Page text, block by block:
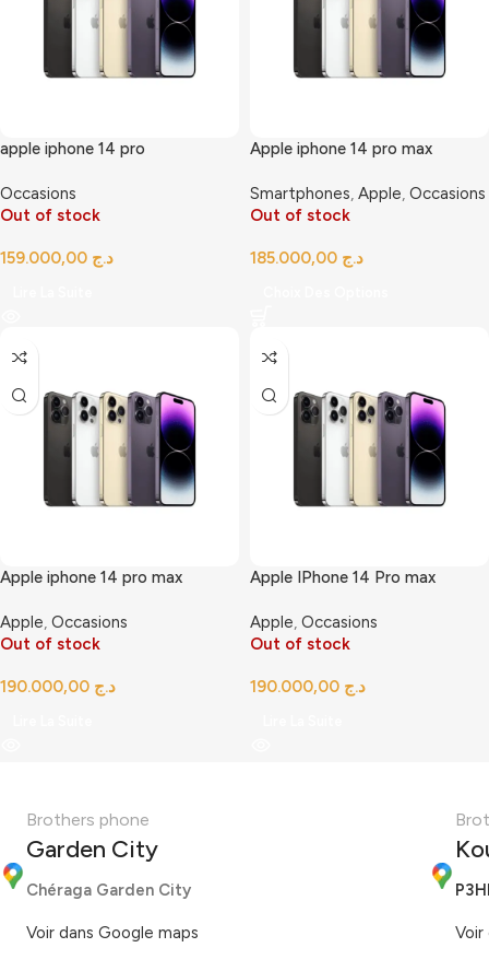
apple iphone 14 pro
Occasions
Out of stock
د.ج
Apple iphone 14 pro max
Smartphones, Apple, Occasions
Out of stock
د.ج
Apple iphone 14 pro max
Apple, Occasions
Out of stock
د.ج
Apple IPhone 14 Pro max
Apple, Occasions
Out of stock
د.ج
Brothers phone
Garden City
Chéraga Garden City
Voir dans Google maps Voir